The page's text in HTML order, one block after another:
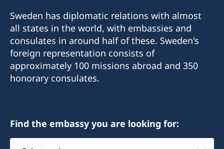
Sweden has diplomatic relations with almost
all states in the world, with embassies and
consulates in around half of these. Sweden's
foreign representation consists of
approximately 100 missions abroad and 350
honorary consulates.
Find the embassy you are looking for:
Select